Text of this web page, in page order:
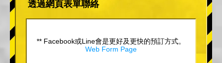
透過網頁表單聯絡
** Facebook或Line會是更好及更快的預訂方式。
Web Form Page